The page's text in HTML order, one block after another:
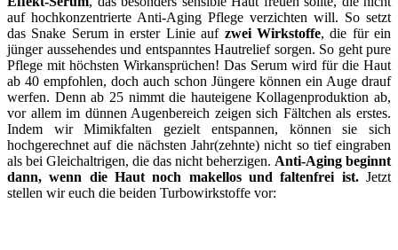
auf hochkonzentrierte Anti-Aging Pflege verzichten will. So setzt
das Snake Serum in erster Linie auf zwei Wirkstoffe, die für ein
jünger aussehendes und entspanntes Hautrelief sorgen. So geht pure
Pflege mit höchsten Wirkansprüchen! Das Serum wird für die Haut
ab 40 empfohlen, doch auch schon Jüngere können ein Auge drauf
werfen. Denn ab 25 nimmt die hauteigene Kollagenproduktion ab,
vor allem im dünnen Augenbereich zeigen sich Fältchen als erstes.
Indem wir Mimikfalten gezielt entspannen, können sie sich
hochgerechnet auf die nächsten Jahr(zehnte) nicht so tief eingraben
als bei Gleichaltrigen, die das nicht beherzigen. Anti-Aging beginnt
dann, wenn die Haut noch makellos und faltenfrei ist.Jetzt
stellen wir euch die beiden Turbowirkstoffe vor: